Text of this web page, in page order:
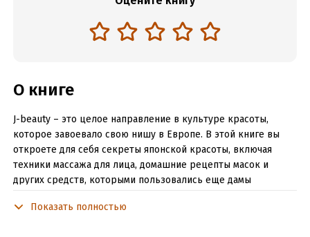
О книге
J-beauty – это целое направление в культуре красоты,
которое завоевало свою нишу в Европе. В этой книге вы
откроете для себя секреты японской красоты, включая
техники массажа для лица, домашние рецепты масок и
других средств, которыми пользовались еще дамы
практикуются современными женщинами и используются
Показать полностью